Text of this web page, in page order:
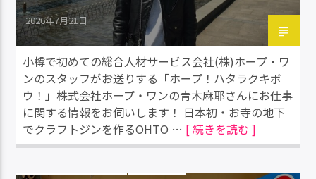
2026年7月21日
小樽で初めての総合人材サービス会社(株)ホープ・ワ
ンのスタッフがお送りする「ホープ！ハタラクキボ
ウ！」株式会社ホープ・ワンの青木麻耶さんにお仕事
に関する情報をお伺いします！ 日本初・お寺の地下
でクラフトジンを作るOHTO … [ 続きを読む ]